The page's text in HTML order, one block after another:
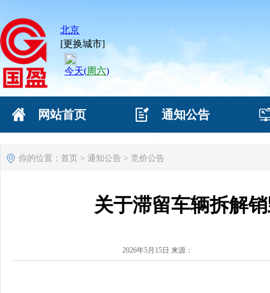
网站首页
网站首页 通知公告
你的位置： 首页 > 通知公告 > 竞价公告
关于滞留车辆拆解
2026年5月15日 来源：